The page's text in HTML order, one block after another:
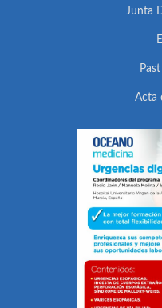
Junta
Acta